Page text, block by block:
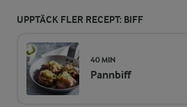
UPPTÄCK FLER RECEPT: BIFF
40 MIN
Pannbiff